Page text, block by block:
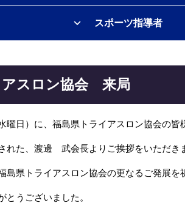
スポーツ指導者
アスロン協会 来局
曜日）に、福島県トライアスロン協会の皆
れた、渡邊 武会長よりご挨拶をいただき
島県トライアスロン協会の更なるご発展を
とうございました。